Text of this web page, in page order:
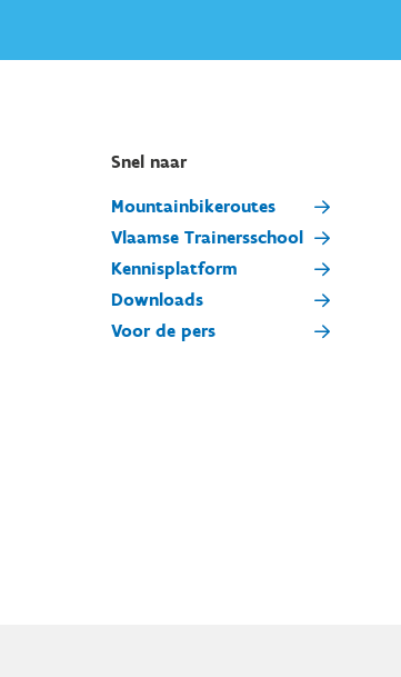
Snel naar
Mountainbikeroutes
Vlaamse Trainersschool
Kennisplatform
Downloads
Voor de pers